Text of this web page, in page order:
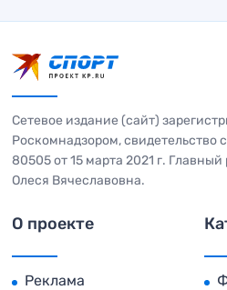
Сетевое издание (сайт)
Роскомнадзором,
80505 от 15 марта 2021 г.
Олеся Вячеславовна.
О проекте
Реклама